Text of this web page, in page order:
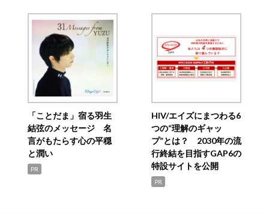
「ことだま」宿る羽生
結弦のメッセージ 名
言がもたらす心の平穏
と潤い
PR
HIV/エイズにまつわる6
つの“理解のギャッ
プ”とは？ 2030年の流
行終結を目指すGAP6の
特設サイトを公開
PR